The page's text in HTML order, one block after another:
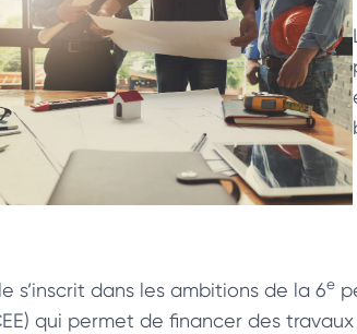
s’inscrit dans les ambitions de la 6e
qui permet de financer des